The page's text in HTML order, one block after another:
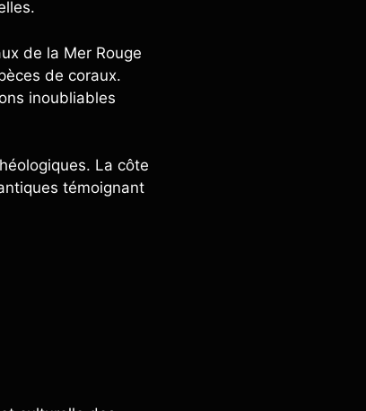
de la Mer Rouge
de coraux.
inoubliables
La côte
témoignant